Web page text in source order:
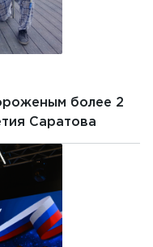
более 2
Саратова